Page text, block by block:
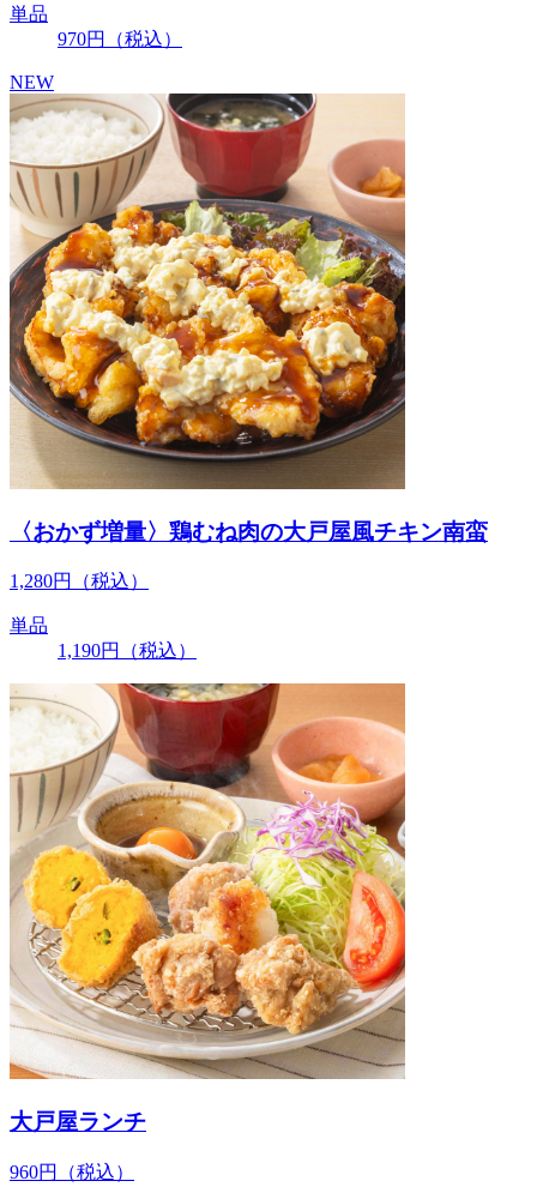
単品
970円 （税込）
NEW
〈おかず増量〉鶏むね肉の大戸屋風チキン南蛮
1,280円 （税込）
単品
1,190円 （税込）
大戸屋ランチ
960円 （税込）